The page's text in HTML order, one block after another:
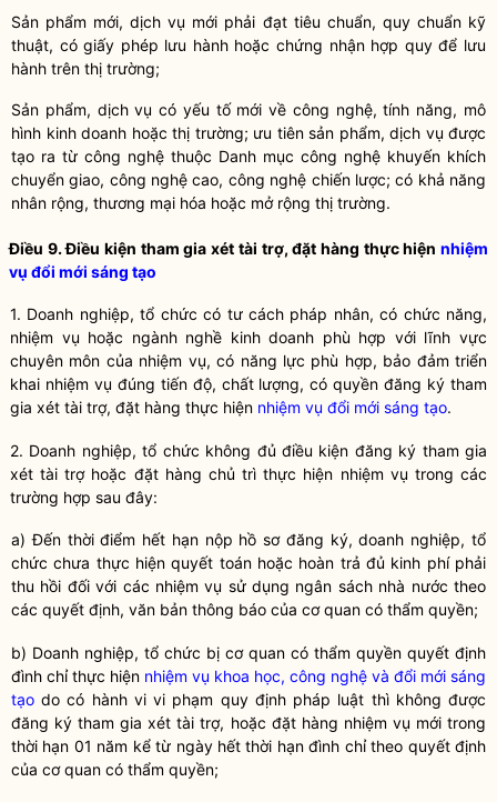
Sản phẩm mới, dịch vụ mới phải đạt tiêu chuẩn, quy chuẩn kỹ
thuật, có giấy phép lưu hành hoặc chứng nhận hợp quy để lưu
hành trên thị trường;
Sản phẩm, dịch vụ có yếu tố mới về công nghệ, tính năng, mô
hình kinh doanh hoặc thị trường; ưu tiên sản phẩm, dịch vụ được
tạo ra từ công nghệ thuộc Danh mục công nghệ khuyến khích
chuyển giao, công nghệ cao, công nghệ chiến lược; có khả năng
nhân rộng, thương mại hóa hoặc mở rộng thị trường.
Điều 9. Điều kiện tham gia xét tài trợ, đặt hàng thực hiện nhiệm
vụ đổi mới sáng tạo
1. Doanh nghiệp, tổ chức có tư cách pháp nhân, có chức năng,
nhiệm vụ hoặc ngành nghề kinh doanh phù hợp với lĩnh vực
chuyên môn của nhiệm vụ, có năng lực phù hợp, bảo đảm triển
khai nhiệm vụ đúng tiến độ, chất lượng, có quyền đăng ký tham
gia xét tài trợ, đặt hàng thực hiện nhiệm vụ đổi mới sáng tạo.
2. Doanh nghiệp, tổ chức không đủ điều kiện đăng ký tham gia
xét tài trợ hoặc đặt hàng chủ trì thực hiện nhiệm vụ trong các
trường hợp sau đây:
a) Đến thời điểm hết hạn nộp hồ sơ đăng ký, doanh nghiệp, tổ
chức chưa thực hiện quyết toán hoặc hoàn trả đủ kinh phí phải
thu hồi đối với các nhiệm vụ sử dụng ngân sách nhà nước theo
các quyết định, văn bản thông báo của cơ quan có thẩm quyền;
b) Doanh nghiệp, tổ chức bị cơ quan có thẩm quyền quyết định
đình chỉ thực hiện nhiệm vụ khoa học, công nghệ và đổi mới sáng
tạo do có hành vi vi phạm quy định pháp luật thì không được
đăng ký tham gia xét tài trợ, hoặc đặt hàng nhiệm vụ mới trong
thời hạn 01 năm kể từ ngày hết thời hạn đình chỉ theo quyết định
của cơ quan có thẩm quyền;